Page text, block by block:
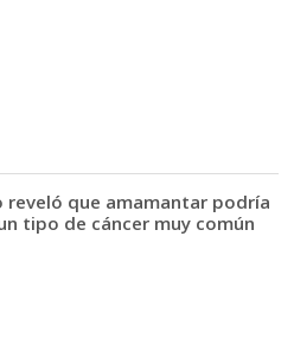
reveló que amamantar podría
tipo de cáncer muy común